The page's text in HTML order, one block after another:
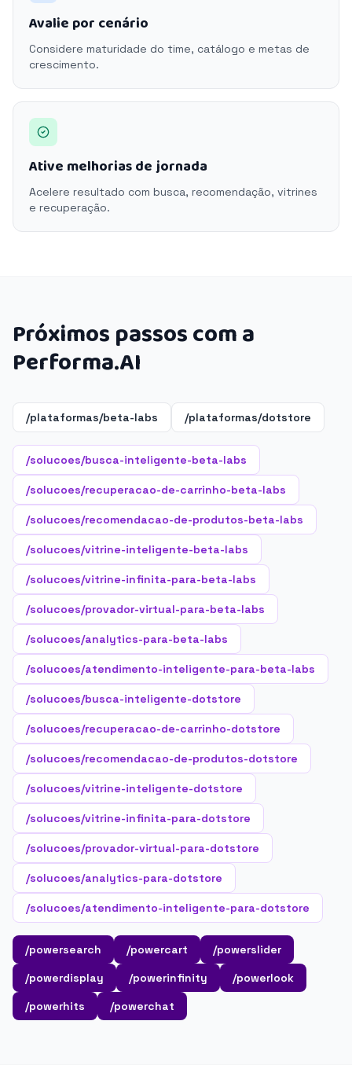
Avalie por cenário
Considere maturidade do time, catálogo e metas de
crescimento.
Ative melhorias de jornada
Acelere resultado com busca, recomendação, vitrines
e recuperação.
Próximos passos com a
Performa.AI
/plataformas/beta-labs /plataformas/dotstore
/solucoes/busca-inteligente-beta-labs
/solucoes/recuperacao-de-carrinho-beta-labs
/solucoes/recomendacao-de-produtos-beta-labs
/solucoes/vitrine-inteligente-beta-labs
/solucoes/vitrine-infinita-para-beta-labs
/solucoes/provador-virtual-para-beta-labs
/solucoes/analytics-para-beta-labs
/solucoes/atendimento-inteligente-para-beta-labs
/solucoes/busca-inteligente-dotstore
/solucoes/recuperacao-de-carrinho-dotstore
/solucoes/recomendacao-de-produtos-dotstore
/solucoes/vitrine-inteligente-dotstore
/solucoes/vitrine-infinita-para-dotstore
/solucoes/provador-virtual-para-dotstore
/solucoes/analytics-para-dotstore
/solucoes/atendimento-inteligente-para-dotstore
/powersearch /powercart
/powerslider
/powerdisplay
/powerinfinity
/powerlook
/powerhits
/powerchat